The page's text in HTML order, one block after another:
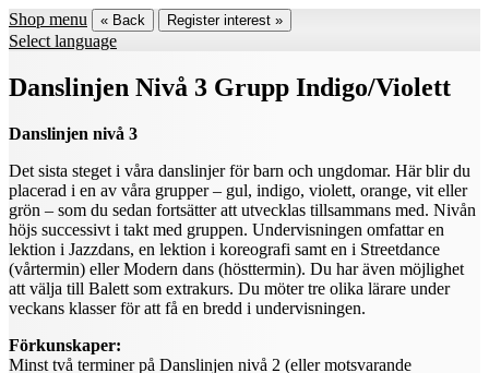
Shop menu « Back Register interest »
Select language
Danslinjen Nivå 3 Grupp Indigo/Violett
Danslinjen nivå 3
Det sista steget i våra danslinjer för barn och ungdomar. Här blir du
placerad i en av våra grupper – gul, indigo, violett, orange, vit eller
grön – som du sedan fortsätter att utvecklas tillsammans med. Nivån
höjs successivt i takt med gruppen. Undervisningen omfattar en
lektion i Jazzdans, en lektion i koreografi samt en i Streetdance
(vårtermin) eller Modern dans (hösttermin). Du har även möjlighet
att välja till Balett som extrakurs. Du möter tre olika lärare under
veckans klasser för att få en bredd i undervisningen.
Förkunskaper:
Minst två terminer på Danslinjen nivå 2 (eller motsvarande